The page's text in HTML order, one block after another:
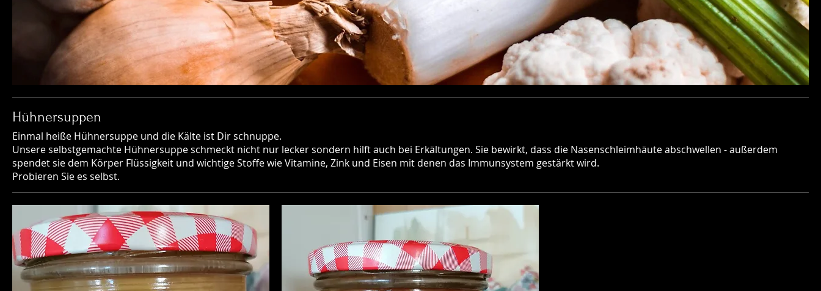
Hühnersuppen
Einmal heiße Hühnersuppe und die Kälte ist Dir schnuppe.
Unsere selbstgemachte Hühnersuppe schmeckt nicht nur lecker sondern hilft auch bei Erkältungen. Sie bewirkt, dass die Nasenschleimhäute abschwellen - außerdem
spendet sie dem Körper Flüssigkeit und wichtige Stoffe wie Vitamine, Zink und Eisen mit denen das Immunsystem gestärkt wird.
Probieren Sie es selbst.